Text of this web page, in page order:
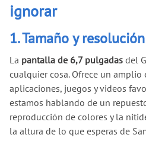
ignorar
1. Tamaño y resolución
La pantalla de 6,7 pulgadas del
cualquier cosa. Ofrece un
aplicaciones, juegos y videos
estamos hablando de un
reproducción de colores y la
la altura de lo que esperas de